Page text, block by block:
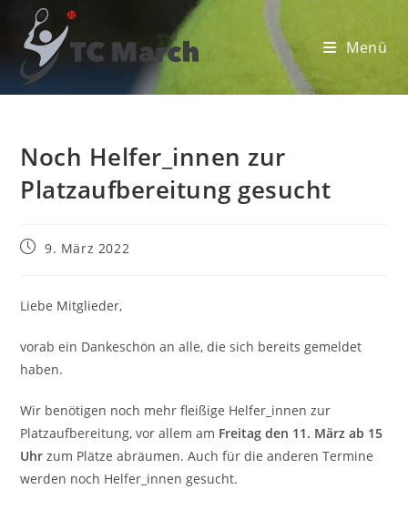
Inhalt
springen
Menü
Noch Helfer_innen zur
Platzaufbereitung gesucht
Beitrag9. März 2022
Liebe Mitglieder,
vorab ein Dankeschön an alle, die sich bereits gemeldet
haben.
Wir benötigen noch mehr fleißige Helfer_innen zur
Platzaufbereitung, vor allem am Freitag den 11. März ab 15
Uhr zum Plätze abräumen. Auch für die anderen Termine
werden noch Helfer_innen gesucht.